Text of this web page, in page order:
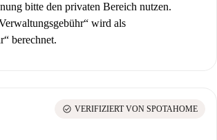
bitte den privaten Bereich nutzen.
wird als
berechnet.
check_circle VERIFIZIERT VON SPOTAHOME